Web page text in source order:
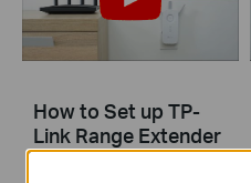
How to Set up TP-
Link Range Extender
RE450 via Web